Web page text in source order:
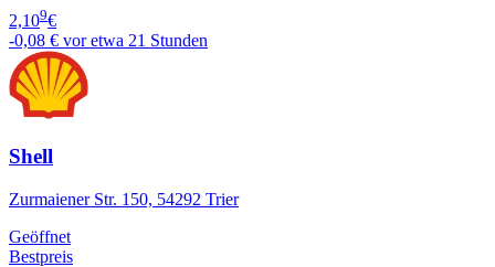
2,109€
-0,08 € vor etwa 21 Stunden
Shell
Zurmaiener Str. 150, 54292 Trier
Geöffnet
Bestpreis